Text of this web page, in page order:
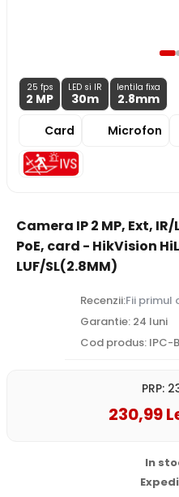
25 fps
2 MP
LED si IR
30m
lentila fixa
2.8mm
Card
Microfon
Camera IP 2 MP, Ext,
PoE, card - HikVision
LUF/SL(2.8MM)
Recenzii:Fii primul
Garantie: 24 luni
Cod produs: IPC-
PRP:
230,99
In